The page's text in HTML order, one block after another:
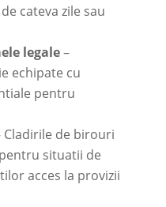
cateva zile sau
legale–
echipate cu
pentru
de birouri
situatii de
acces la provizii